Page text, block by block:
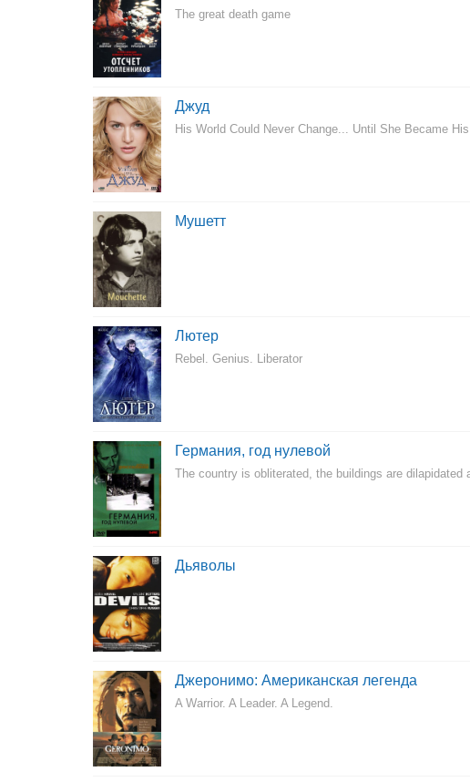
The great death game
Джуд
His World Could Never Change... Until She Became
Мушетт
Лютер
Rebel. Genius. Liberator
Германия, год нулевой
The country is obliterated, the buildings are dilapidated
Дьяволы
Джеронимо: Американская легенда
A Warrior. A Leader. A Legend.